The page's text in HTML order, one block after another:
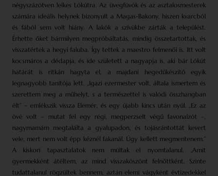
négyszázötven lelkes Lókútra. Az üvegfúvók és az asztalosmesterek
számára ideális helynek bizonyult a Magas-Bakony, hiszen kvarcból
és fából sem volt hiány. A lakók a szívükbe zárták a települést.
Érhette őket bármilyen megpróbáltatás, mindig összetartottak, és
visszatértek a hegyi faluba. Így tettek a maestro felmenői is. Itt volt
kocsmáros a dédapja, és ide született a nagyapja is, aki bár Lókút
határát is ritkán hagyta el, a majdani hegedűkészítő egyik
legnagyobb tanítója lett. „Igazi ezermester volt, általa ismertem és
szerettem meg a műhelyt, s a természettel is valódi összhangban
élt” – emlékszik vissza Elemér, és egy újabb kincs után nyúl. „Ez az
övé volt – mutat fel egy régi, megperzselt végű favonalzót –,
nagymamám megtalálta a gyalupadon, és tojásrántottát kevert
vele, mert nem volt épp kéznél fakanál. Úgy kellett megmentenem.”
A kiskori tapasztalatok nem múltak el nyomtalanul. „Amit
gyermekként átéltem, az mind visszaköszönt felnőttként. Szinte
tudattalanul rögzültek bennem, aztán elemi vágyként évtizedekkel